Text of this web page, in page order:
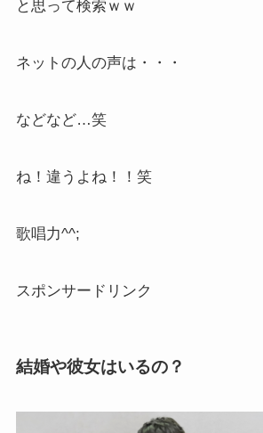
と思って検索ｗｗ
ネットの人の声は・・・
などなど…笑
ね！違うよね！！笑
歌唱力^^;
スポンサードリンク
結婚や彼女はいるの？